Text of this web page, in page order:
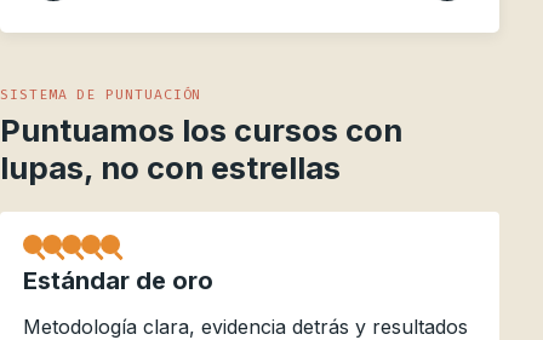
SISTEMA DE PUNTUACIÓN
Puntuamos los cursos con
lupas, no con estrellas
Estándar de oro
Metodología clara, evidencia detrás y resultados